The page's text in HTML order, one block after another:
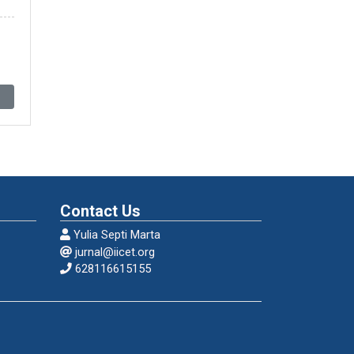
Contact Us
Yulia Septi Marta
jurnal@iicet.org
628116615155